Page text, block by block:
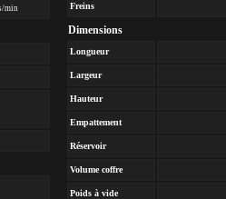
min Freins
Dimensions
Longueur
Largeur
Hauteur
Empattement
Réservoir
Volume coffre
Poids à vide